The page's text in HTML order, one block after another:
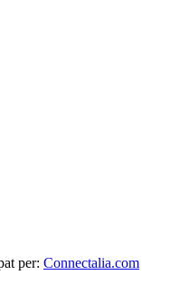
per: Connectalia.com